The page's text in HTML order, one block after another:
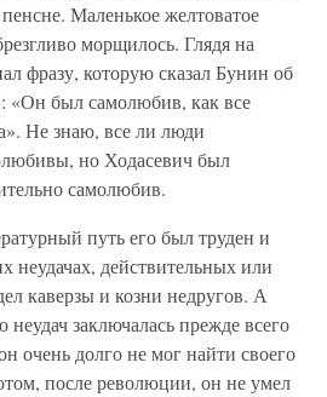
Маленькое желтоватое
морщилось. Глядя на
фразу, которую сказал Бунин об
«Он был самолюбив, как все
Не знаю, все ли люди
но Ходасевич был
самолюбив.
путь его был труден и
неудачах, действительных или
каверзы и козни недругов. А
заключалась прежде всего
очень долго не мог найти своего
после революции, он не умел